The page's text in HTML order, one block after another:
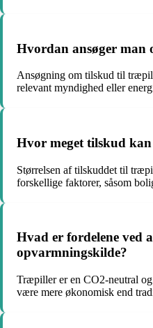
Hvordan ansøger
Ansøgning om tilskud til
relevant myndighed eller
Hvor meget tilskud
Størrelsen af tilskuddet til
forskellige faktorer, såsom
Hvad er fordelene ved
opvarmningskilde?
Træpiller er en CO2-neutral
være mere økonomisk end